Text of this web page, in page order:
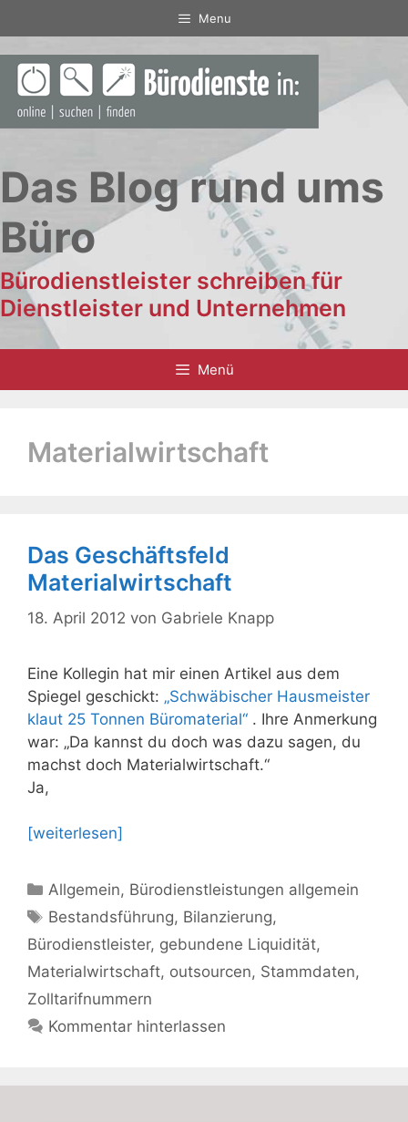
Inhalt
springen
Menu
Das Blog rund ums
Büro
Bürodienstleister schreiben für
Dienstleister und Unternehmen
Menü
Materialwirtschaft
Das Geschäftsfeld
Materialwirtschaft
18. April 2012 von Gabriele Knapp
Eine Kollegin hat mir einen Artikel aus dem
Spiegel geschickt: „Schwäbischer Hausmeister
klaut 25 Tonnen Büromaterial“ . Ihre Anmerkung
war: „Da kannst du doch was dazu sagen, du
machst doch Materialwirtschaft.“
Ja,
[weiterlesen]
Kategorien
Allgemein, Bürodienstleistungen allgemein
Schlagwörter
Bestandsführung, Bilanzierung,
Bürodienstleister, gebundene Liquidität,
Materialwirtschaft, outsourcen, Stammdaten,
Zolltarifnummern
Kommentar hinterlassen